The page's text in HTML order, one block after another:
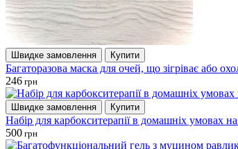
Швидке замовлення Купити
Багаторазова маска для очей, що зігріває або
246 грн
Швидке замовлення Купити
Набір для карбокситерапії в домашніх умовах
500 грн